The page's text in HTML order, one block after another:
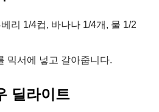
리 1/4컵, 바나나 1/4개, 물 1/2
믹서에 넣고 갈아줍니다.
딜라이트